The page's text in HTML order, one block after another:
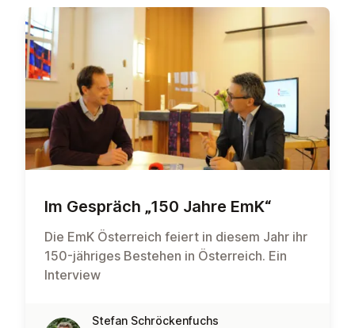
Im Gespräch „150 Jahre EmK“
Die EmK Österreich feiert in diesem Jahr ihr
150-jähriges Bestehen in Österreich. Ein
Interview
Stefan Schröckenfuchs